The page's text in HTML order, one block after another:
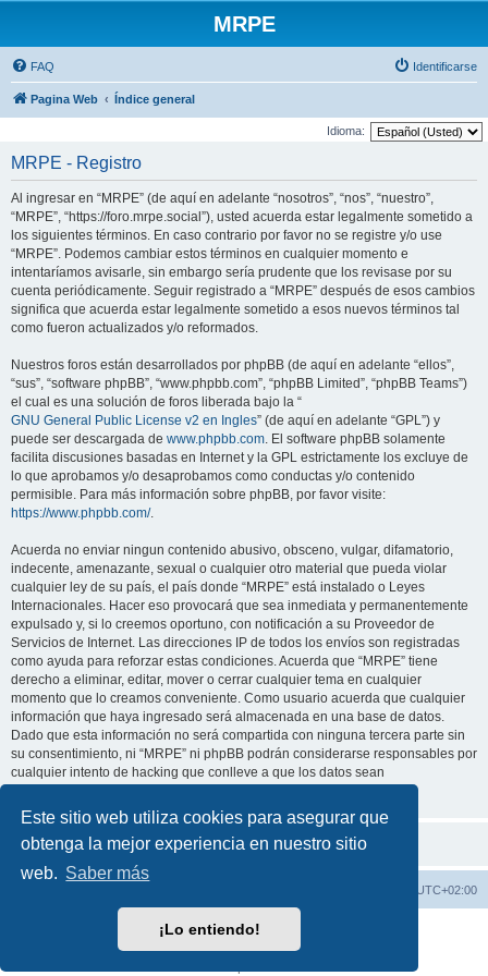
Este sitio web utiliza cookies para asegurar que
obtenga la mejor experiencia en nuestro sitio
web. Saber más
¡Lo entiendo!
MRPE
FAQ Identificarse
Pagina Web Índice general
Idioma:
MRPE - Registro
Al ingresar en “MRPE” (de aquí en adelante “nosotros”, “nos”, “nuestro”,
“MRPE”, “https://foro.mrpe.social”), usted acuerda estar legalmente sometido a
los siguientes términos. En caso contrario por favor no se registre y/o use
“MRPE”. Podemos cambiar estos términos en cualquier momento e
intentaríamos avisarle, sin embargo sería prudente que los revisase por su
cuenta periódicamente. Seguir registrado a “MRPE” después de esos cambios
significa que acuerda estar legalmente sometido a esos nuevos términos tal
como fueron actualizados y/o reformados.
Nuestros foros están desarrollados por phpBB (de aquí en adelante “ellos”,
“sus”, “software phpBB”, “www.phpbb.com”, “phpBB Limited”, “phpBB Teams”)
el cual es una solución de foros liberada bajo la “
GNU General Public License v2 en Ingles” (de aquí en adelante “GPL”) y
puede ser descargada de www.phpbb.com. El software phpBB solamente
facilita discusiones basadas en Internet y la GPL estrictamente los excluye de
lo que aprobamos y/o desaprobamos como conductas y/o contenido
permisible. Para más información sobre phpBB, por favor visite:
https://www.phpbb.com/.
Acuerda no enviar ningun contenido abusivo, obsceno, vulgar, difamatorio,
indecente, amenazante, sexual o cualquier otro material que pueda violar
cualquier ley de su país, el país donde “MRPE” está instalado o Leyes
Internacionales. Hacer eso provocará que sea inmediata y permanentemente
expulsado y, si lo creemos oportuno, con notificación a su Proveedor de
Servicios de Internet. Las direcciones IP de todos los envíos son registradas
como ayuda para reforzar estas condiciones. Acuerda que “MRPE” tiene
derecho a eliminar, editar, mover o cerrar cualquier tema en cualquier
momento que lo creamos conveniente. Como usuario acuerda que cualquier
información que haya ingresado será almacenada en una base de datos.
Dado que esta información no será compartida con ninguna tercera parte sin
su consentimiento, ni “MRPE” ni phpBB podrán considerarse responsables por
cualquier intento de hacking que conlleve a que los datos sean
UTC+02:00
Desarrollado porphpBB® Forum Software © phpBB Limited
phpBB España